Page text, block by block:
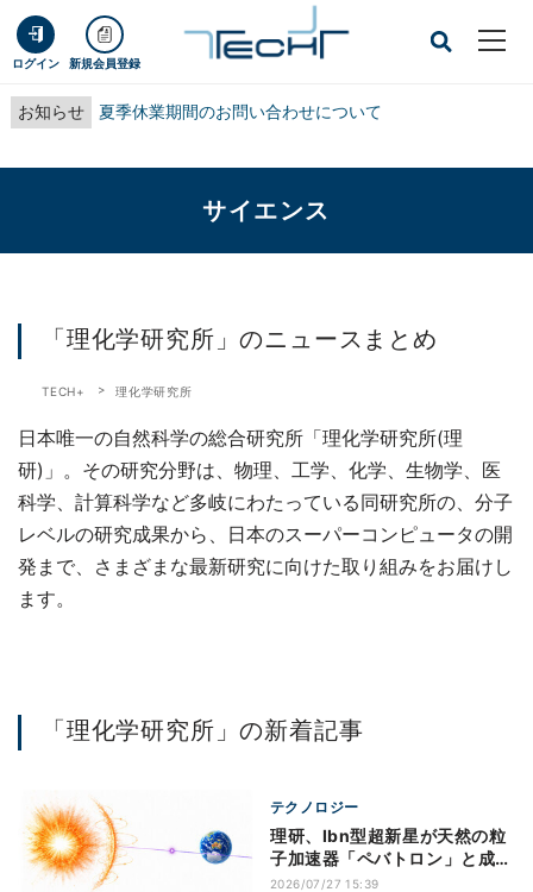
ログイン 新規会員登録
お知らせ 夏季休業期間のお問い合わせについて
サイエンス
「理化学研究所」のニュースまとめ
TECH+ 理化学研究所
日本唯一の自然科学の総合研究所「理化学研究所(理
研)」。その研究分野は、物理、工学、化学、生物学、医
科学、計算科学など多岐にわたっている同研究所の、分子
レベルの研究成果から、日本のスーパーコンピュータの開
発まで、さまざまな最新研究に向けた取り組みをお届けし
ます。
「理化学研究所」の新着記事
テクノロジー
理研、Ibn型超新星が天然の粒
子加速器「ペバトロン」と成り
得ると発表
2026/07/27 15:39